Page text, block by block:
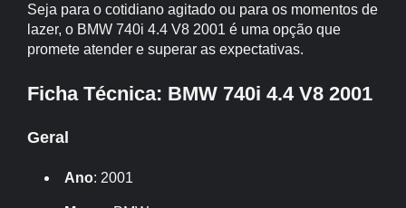
Seja para o cotidiano agitado ou para os momentos de
lazer, o BMW 740i 4.4 V8 2001 é uma opção que
promete atender e superar as expectativas.
Ficha Técnica: BMW 740i 4.4 V8 2001
Geral
Ano: 2001